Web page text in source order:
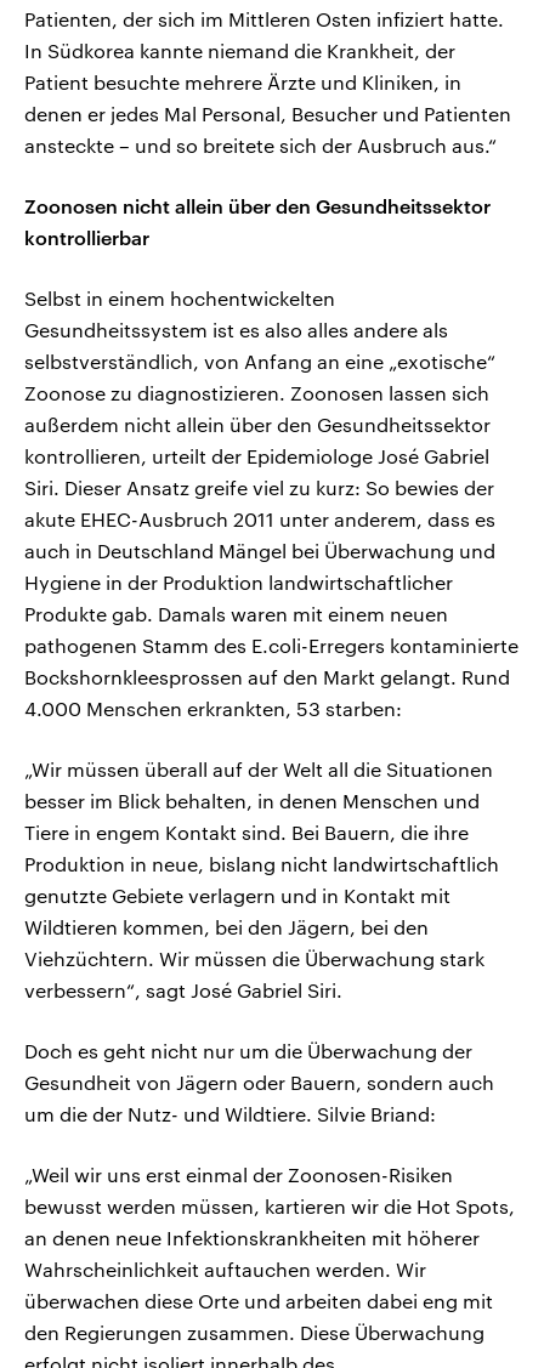
Patienten, der sich im Mittleren Osten infiziert hatte.
In Südkorea kannte niemand die Krankheit, der
Patient besuchte mehrere Ärzte und Kliniken, in
denen er jedes Mal Personal, Besucher und Patienten
ansteckte – und so breitete sich der Ausbruch aus.“
Zoonosen nicht allein über den Gesundheitssektor
kontrollierbar
Selbst in einem hochentwickelten
Gesundheitssystem ist es also alles andere als
selbstverständlich, von Anfang an eine „exotische“
Zoonose zu diagnostizieren. Zoonosen lassen sich
außerdem nicht allein über den Gesundheitssektor
kontrollieren, urteilt der Epidemiologe José Gabriel
Siri. Dieser Ansatz greife viel zu kurz: So bewies der
akute EHEC-Ausbruch 2011 unter anderem, dass es
auch in Deutschland Mängel bei Überwachung und
Hygiene in der Produktion landwirtschaftlicher
Produkte gab. Damals waren mit einem neuen
pathogenen Stamm des E.coli-Erregers kontaminierte
Bockshornkleesprossen auf den Markt gelangt. Rund
4.000 Menschen erkrankten, 53 starben:
„Wir müssen überall auf der Welt all die Situationen
besser im Blick behalten, in denen Menschen und
Tiere in engem Kontakt sind. Bei Bauern, die ihre
Produktion in neue, bislang nicht landwirtschaftlich
genutzte Gebiete verlagern und in Kontakt mit
Wildtieren kommen, bei den Jägern, bei den
Viehzüchtern. Wir müssen die Überwachung stark
verbessern“, sagt José Gabriel Siri.
Doch es geht nicht nur um die Überwachung der
Gesundheit von Jägern oder Bauern, sondern auch
um die der Nutz- und Wildtiere. Silvie Briand:
„Weil wir uns erst einmal der Zoonosen-Risiken
bewusst werden müssen, kartieren wir die Hot Spots,
an denen neue Infektionskrankheiten mit höherer
Wahrscheinlichkeit auftauchen werden. Wir
überwachen diese Orte und arbeiten dabei eng mit
den Regierungen zusammen. Diese Überwachung